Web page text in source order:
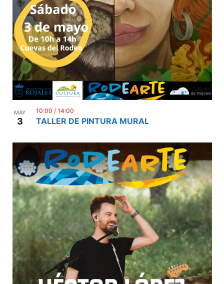
MAY
3 TALLER DE PINTURA MURAL
10:00 / 14:00